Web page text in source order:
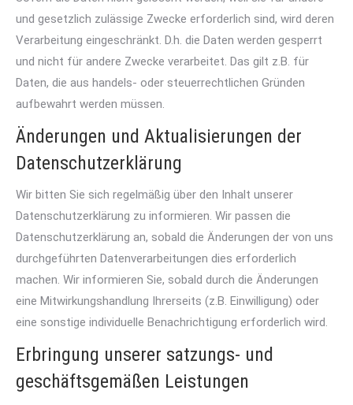
und gesetzlich zulässige Zwecke erforderlich sind, wird deren
Verarbeitung eingeschränkt. D.h. die Daten werden gesperrt
und nicht für andere Zwecke verarbeitet. Das gilt z.B. für
Daten, die aus handels- oder steuerrechtlichen Gründen
aufbewahrt werden müssen.
Änderungen und Aktualisierungen der
Datenschutzerklärung
Wir bitten Sie sich regelmäßig über den Inhalt unserer
Datenschutzerklärung zu informieren. Wir passen die
Datenschutzerklärung an, sobald die Änderungen der von uns
durchgeführten Datenverarbeitungen dies erforderlich
machen. Wir informieren Sie, sobald durch die Änderungen
eine Mitwirkungshandlung Ihrerseits (z.B. Einwilligung) oder
eine sonstige individuelle Benachrichtigung erforderlich wird.
Erbringung unserer satzungs- und
geschäftsgemäßen Leistungen